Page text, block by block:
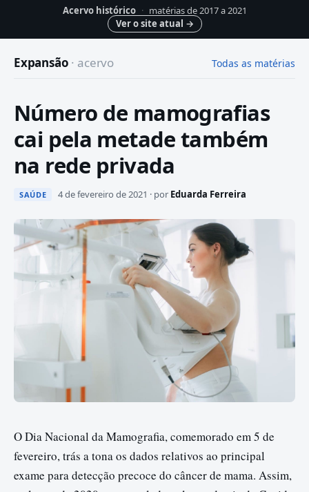
Acervo histórico · matérias de 2017 a 2021
Ver o site atual →
Expansão · acervo Todas as matérias
Número de mamografias
cai pela metade também
na rede privada
SAÚDE 4 de fevereiro de 2021 · por Eduarda Ferreira
O Dia Nacional da Mamografia, comemorado em 5 de
fevereiro, trás a tona os dados relativos ao principal
exame para detecção precoce do câncer de mama. Assim,